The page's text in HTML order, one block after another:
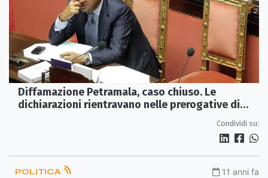
Diffamazione Petramala, caso chiuso. Le
dichiarazioni rientravano nelle prerogative di
Condividi su:
POLITICA 11 anni fa